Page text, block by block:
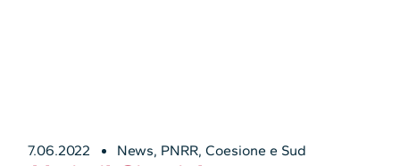
7.06.2022 News, PNRR, Coesione e Sud